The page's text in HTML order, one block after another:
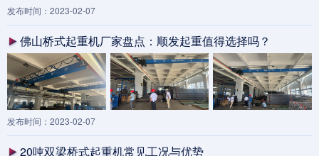
发布时间：2023-02-07
佛山桥式起重机厂家盘点：顺发起重值得选择吗？
发布时间：2023-02-07
20吨双梁桥式起重机常见工况与优势